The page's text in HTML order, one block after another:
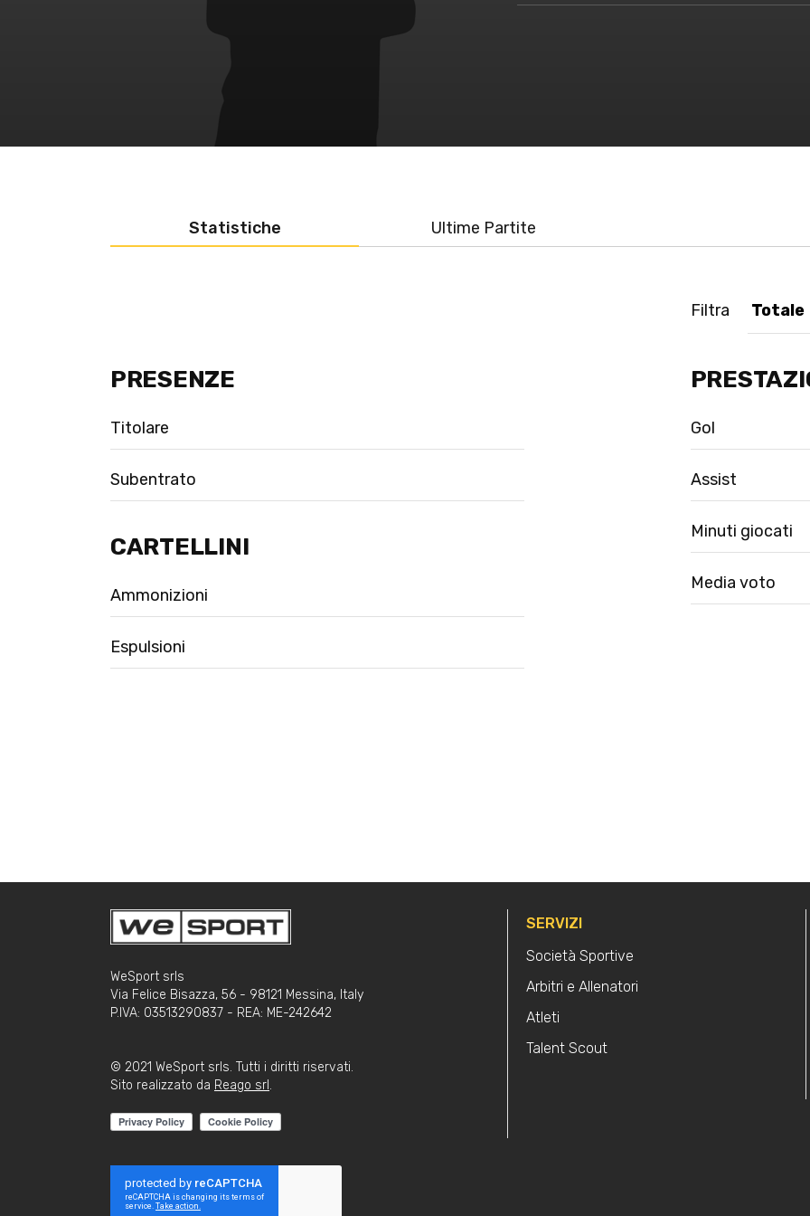
Statistiche Ultime Partite
Filtra
PRESENZE
Titolare
Subentrato
CARTELLINI
Ammonizioni
Espulsioni
Gol
Assist
Minuti giocati
Media voto
WeSport srls
Via Felice Bisazza, 56 - 98121 Messina, Italy
P.IVA: 03513290837 - REA: ME-242642
© 2021 WeSport srls. Tutti i diritti riservati.
Sito realizzato da Reago srl .
SERVIZI
Società Sportive
Arbitri e Allenatori
Atleti
Talent Scout